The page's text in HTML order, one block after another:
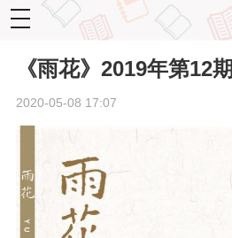
toggle
navigation
《雨花》2019年第12期
2020-05-08 17:07